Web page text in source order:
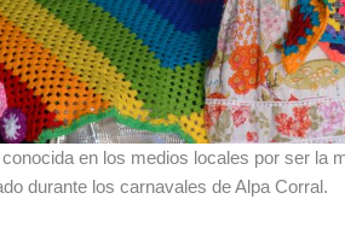
en los medios locales por ser la
durante los carnavales de Alpa Corral.